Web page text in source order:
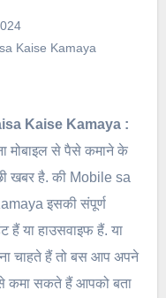
Kaise Kamaya
Kaise Kamaya :
मोबाइल से पैसे कमाने के
खबर है. की Mobile sa
इसकी संपूर्ण
हैं या हाउसवाइफ हैं. या
चाहते हैं तो बस आप अपने
कमा सकते हैं आपको बता